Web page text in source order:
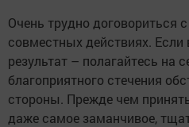
Очень трудно договориться
совместных действиях.
результат – полагайтесь на
благоприятного стечения
стороны. Прежде чем
даже самое заманчивое,